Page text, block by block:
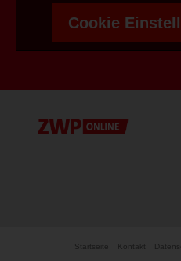
Cookie
Startseite Kontakt